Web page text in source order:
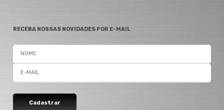
RECEBA NOSSAS NOVIDADES POR E-MAIL